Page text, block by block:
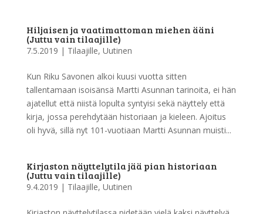
Hiljaisen ja vaatimattoman miehen ääni
(Juttu vain tilaajille)
7.5.2019 | Tilaajille, Uutinen
Kun Riku Savonen alkoi kuusi vuotta sitten
tallentamaan isoisänsä Martti Asunnan tarinoita, ei hän
ajatellut että niistä lopulta syntyisi sekä näyttely että
kirja, jossa perehdytään historiaan ja kieleen. Ajoitus
oli hyvä, sillä nyt 101-vuotiaan Martti Asunnan muisti...
Kirjaston näyttelytila jää pian historiaan
(Juttu vain tilaajille)
9.4.2019 | Tilaajille, Uutinen